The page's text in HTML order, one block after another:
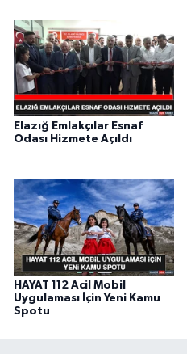
Elazığ Emlakçılar Esnaf
Odası Hizmete Açıldı
HAYAT 112 Acil Mobil
Uygulaması İçin Yeni Kamu
Spotu